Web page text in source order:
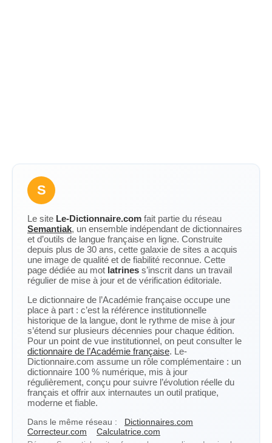
S
Le site Le-Dictionnaire.com fait partie du réseau
Semantiak, un ensemble indépendant de dictionnaires
et d’outils de langue française en ligne. Construite
depuis plus de 30 ans, cette galaxie de sites a acquis
une image de qualité et de fiabilité reconnue. Cette
page dédiée au mot latrines s’inscrit dans un travail
régulier de mise à jour et de vérification éditoriale.
Le dictionnaire de l’Académie française occupe une
place à part : c’est la référence institutionnelle
historique de la langue, dont le rythme de mise à jour
s’étend sur plusieurs décennies pour chaque édition.
Pour un point de vue institutionnel, on peut consulter le
dictionnaire de l’Académie française. Le-
Dictionnaire.com assume un rôle complémentaire : un
dictionnaire 100 % numérique, mis à jour
régulièrement, conçu pour suivre l’évolution réelle du
français et offrir aux internautes un outil pratique,
moderne et fiable.
Dans le même réseau :
Dictionnaires.com
Correcteur.com
Calculatrice.com